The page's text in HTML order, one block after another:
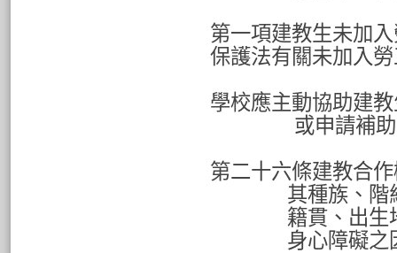
第一項建教生未加
保護法有關未加入
學校應主動協助建
或申請補
第二十六條建教合
其種族、階
籍貫、出生
身心障礙之